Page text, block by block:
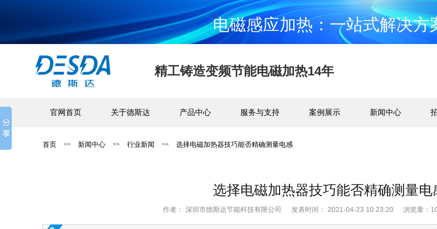
电磁感应加热：一站式解决方
精工铸造变频节能电磁加热14年
官网首页 关于德斯达 产品中心 服务与支持 案例展示 新闻中心
首页 >> 新闻中心 >> 行业新闻 >> 选择电磁加热器技巧能否精确测量电感
选择电磁加热器技巧能否精确测量电
作者： 深圳市德斯达节能科技有限公司 发表时间： 2021-04-23 10:23:20 浏览量：